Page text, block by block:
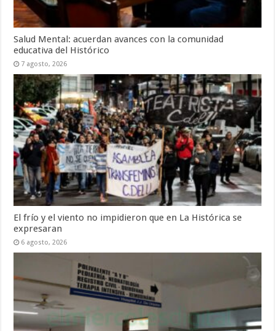
Salud Mental: acuerdan avances con la comunidad
educativa del Histórico
7 agosto, 2026
El frío y el viento no impidieron que en La Histórica se
expresaran
6 agosto, 2026